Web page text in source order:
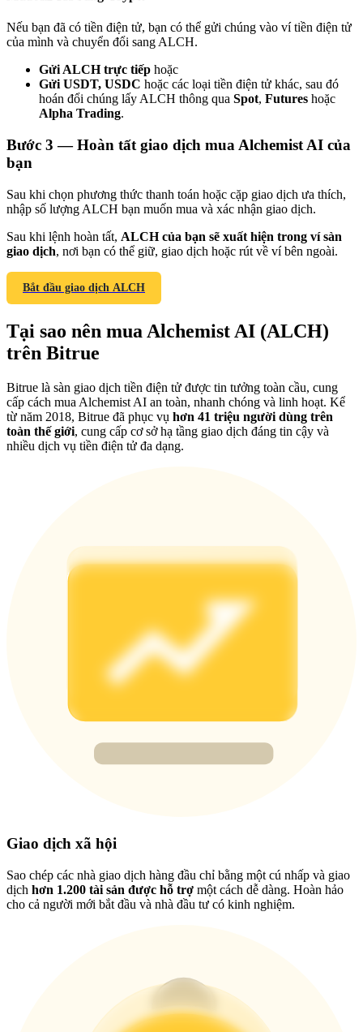
Lên đến 65% hoa hồng!
Giới thiệu
Mời một người bạn để nhận phần thưởng tiền mặt
BTC Welcome Rewards
BTC Welcome Rewards
Share 500000 CASHCAT prize pool
Exclusive for BitMart Users
Register & Trade to Win 500,000 USDT
Trade Gold & Silver · 33,333 USDT Bonus
USDT Flexible Staking | Daily Rewards
Nếu bạn đã có tiền điện tử, bạn có thể gửi chúng vào ví tiền điện tử
của mình và chuyển đổi sang ALCH.
Gửi ALCH trực tiếp hoặc
Gửi USDT, USDC hoặc các loại tiền điện tử khác, sau đó
hoán đổi chúng lấy ALCH thông qua Spot, Futures hoặc
Alpha Trading.
Bước 3 —Hoàn tất giao dịch mua Alchemist AI của
bạn
Sau khi chọn phương thức thanh toán hoặc cặp giao dịch ưa thích,
nhập số lượng ALCH bạn muốn mua và xác nhận giao dịch.
Sau khi lệnh hoàn tất, ALCH của bạn sẽ xuất hiện trong ví sàn
giao dịch, nơi bạn có thể giữ, giao dịch hoặc rút về ví bên ngoài.
Bắt đầu giao dịch ALCH
Tại sao nên mua Alchemist AI (ALCH)
trên Bitrue
Bitrue là sàn giao dịch tiền điện tử được tin tưởng toàn cầu, cung
cấp cách mua Alchemist AI an toàn, nhanh chóng và linh hoạt. Kể
từ năm 2018, Bitrue đã phục vụ hơn 41 triệu người dùng trên
toàn thế giới, cung cấp cơ sở hạ tầng giao dịch đáng tin cậy và
nhiều dịch vụ tiền điện tử đa dạng.
Giao dịch xã hội
Sao chép các nhà giao dịch hàng đầu chỉ bằng một cú nhấp và giao
dịch hơn 1.200 tài sản được hỗ trợ một cách dễ dàng. Hoàn hảo
cho cả người mới bắt đầu và nhà đầu tư có kinh nghiệm.